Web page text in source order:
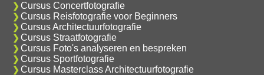
Cursus Concertfotografie
Cursus Reisfotografie voor Beginners
Cursus Architectuurfotografie
Cursus Straatfotografie
Cursus Foto's analyseren en bespreken
Cursus Sportfotografie
Cursus Masterclass Architectuurfotografie